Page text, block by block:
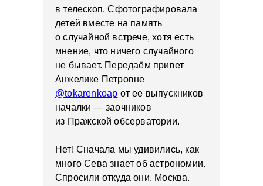
в телескоп. Сфотографировала
детей вместе на память
о случайной встрече, хотя есть
мнение, что ничего случайного
не бывает. Передаём привет
Анжелике Петровне
@tokarenkoap от ее выпускников
началки — заочников
из Пражской обсерватории.
Нет! Сначала мы удивились, как
много Сева знает об астрономии.
Спросили откуда они. Москва.